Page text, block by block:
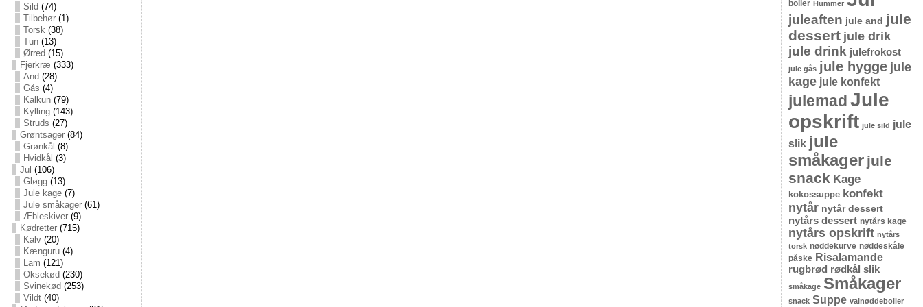
Sild (74)
Tilbehør(1)
Torsk(38)
Tun(13)
Ørred (15)
Fjerkræ (333)
And (28)
Gås (4)
Kalkun(79)
Kylling(143)
Struds (27)
Grøntsager(84)
Grønkål (8)
Hvidkål (3)
Jul (106)
Gløgg(13)
Jule kage(7)
Jule småkager(61)
Æbleskiver(9)
Kødretter(715)
Kalv(20)
Kænguru(4)
Lam (121)
Oksekød (230)
Svinekød (253)
Vildt(40)
boller Hummer
juleaften jule and jule
dessert jule drik
jule drink julefrokost
jule gås jule hygge jule
kage jule konfekt
julemad Jule
opskrift jule sild jule
slik jule
småkager jule
snack Kage
kokossuppe konfekt
nytår nytår dessert
nytårs dessert nytårs kage
nytårs opskrift nytårs
torsk nøddekurve nøddeskåle
påske Risalamande
rugbrød rødkål slik
småkage Småkager
snack Suppe valnøddeboller